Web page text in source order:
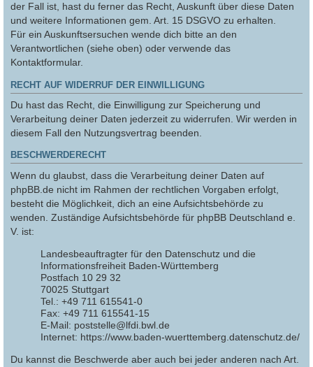
der Fall ist, hast du ferner das Recht, Auskunft über diese Daten
und weitere Informationen gem. Art. 15 DSGVO zu erhalten.
Für ein Auskunftsersuchen wende dich bitte an den
Verantwortlichen (siehe oben) oder verwende das
Kontaktformular.
RECHT AUF WIDERRUF DER EINWILLIGUNG
Du hast das Recht, die Einwilligung zur Speicherung und
Verarbeitung deiner Daten jederzeit zu widerrufen. Wir werden in
diesem Fall den Nutzungsvertrag beenden.
BESCHWERDERECHT
Wenn du glaubst, dass die Verarbeitung deiner Daten auf
phpBB.de nicht im Rahmen der rechtlichen Vorgaben erfolgt,
besteht die Möglichkeit, dich an eine Aufsichtsbehörde zu
wenden. Zuständige Aufsichtsbehörde für phpBB Deutschland e.
V. ist:
Landesbeauftragter für den Datenschutz und die
Informationsfreiheit Baden-Württemberg
Postfach 10 29 32
70025 Stuttgart
Tel.: +49 711 615541-0
Fax: +49 711 615541-15
E-Mail: poststelle@lfdi.bwl.de
Internet: https://www.baden-wuerttemberg.datenschutz.de/
Du kannst die Beschwerde aber auch bei jeder anderen nach Art.